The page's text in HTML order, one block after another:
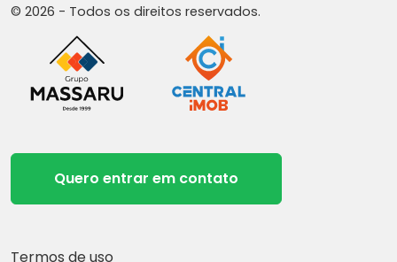
© 2026 - Todos os direitos reservados.
Quero entrar em contato
Termos de uso